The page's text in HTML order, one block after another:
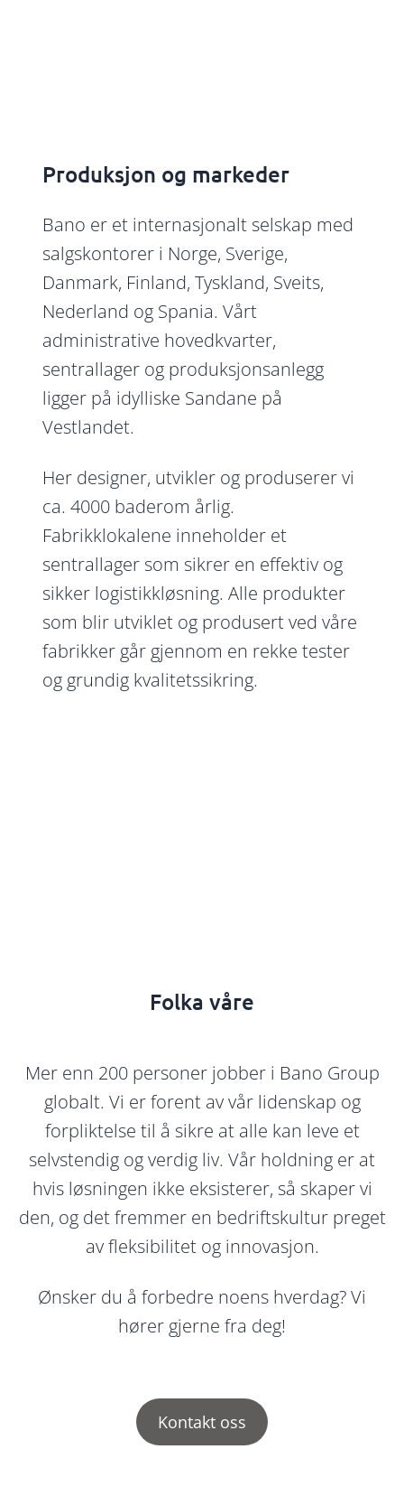
Produksjon og markeder
Bano er et internasjonalt selskap med
salgskontorer i Norge, Sverige,
Danmark, Finland, Tyskland, Sveits,
Nederland og Spania. Vårt
administrative hovedkvarter,
sentrallager og produksjonsanlegg
ligger på idylliske Sandane på
Vestlandet.
Her designer, utvikler og produserer vi
ca. 4000 baderom årlig.
Fabrikklokalene inneholder et
sentrallager som sikrer en effektiv og
sikker logistikkløsning. Alle produkter
som blir utviklet og produsert ved våre
fabrikker går gjennom en rekke tester
og grundig kvalitetssikring.
Folka våre
Mer enn 200 personer jobber i Bano Group
globalt. Vi er forent av vår lidenskap og
forpliktelse til å sikre at alle kan leve et
selvstendig og verdig liv. Vår holdning er at
hvis løsningen ikke eksisterer, så skaper vi
den, og det fremmer en bedriftskultur preget
av fleksibilitet og innovasjon.
Ønsker du å forbedre noens hverdag? Vi
hører gjerne fra deg!
Kontakt oss